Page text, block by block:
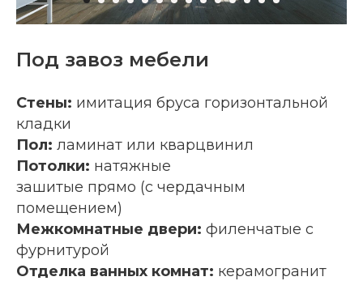
Под завоз мебели
Стены: имитация бруса горизонтальной
кладки
Пол: ламинат или кварцвинил
Потолки: натяжные
зашитые прямо (с чердачным
помещением)
Межкомнатные двери: филенчатые с
фурнитурой
Отделка ванных комнат: керамогранит